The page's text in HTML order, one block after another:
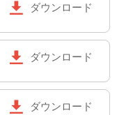
 ダウンロード
 ダウンロード
 ダウンロード